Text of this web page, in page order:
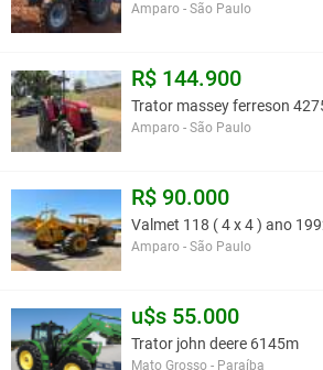
Amparo - São Paulo
R$ 144.900
Trator massey ferreson
Amparo - São Paulo
R$ 90.000
Valmet 118 ( 4 x 4 ) ano
Amparo - São Paulo
u$s 55.000
Trator john deere 6145m
Mato Grosso - Paraíba